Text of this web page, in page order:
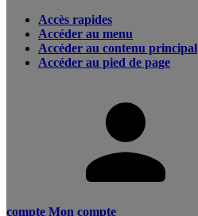
Accès rapides
Accéder au menu
Accéder au contenu principal
Accéder au pied de page
compte Mon compte